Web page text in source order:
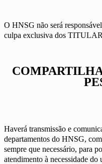
O HNSG não será
culpa exclusiva dos
Haverá transmissão e
departamentos do HNSG,
sempre que necessário, para
atendimento à necessidade do